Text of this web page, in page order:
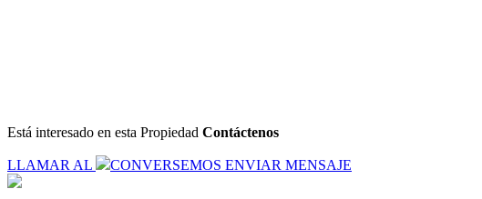
Está interesado en esta Propiedad Contáctenos
LLAMAR AL CONVERSEMOS ENVIAR MENSAJE